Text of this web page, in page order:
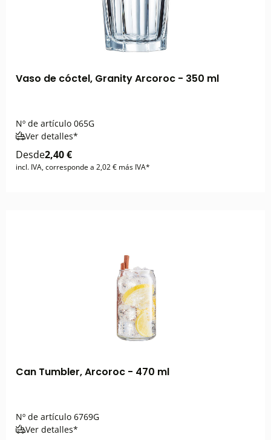
Vaso de cóctel, Granity Arcoroc - 350 ml
Nº de artículo 065G
Ver detalles*
Desde2,40 €
incl. IVA, corresponde a 2,02 € más IVA*
Can Tumbler, Arcoroc - 470 ml
Nº de artículo 6769G
Ver detalles*